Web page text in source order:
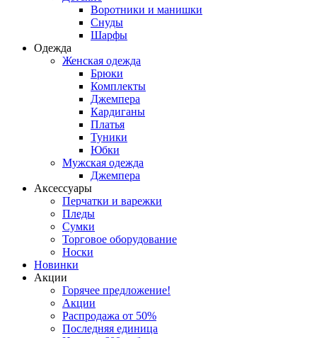
Воротники и манишки
Снуды
Шарфы
Одежда
Женская одежда
Брюки
Комплекты
Джемпера
Кардиганы
Платья
Туники
Юбки
Мужская одежда
Джемпера
Аксессуары
Перчатки и варежки
Пледы
Сумки
Торговое оборудование
Носки
Новинки
Акции
Горячее предложение!
Акции
Распродажа от 50%
Последняя единица